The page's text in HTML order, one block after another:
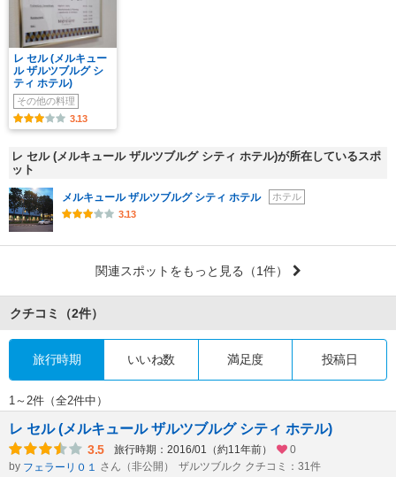
レ セル (メルキュー
ル ザルツブルグ シ
ティ ホテル)
その他の料理
3.13
レ セル (メルキュール ザルツブルグ シティ ホテル)が所在しているスポ
ット
メルキュール ザルツブルグ シティ ホテル
ホテル
3.13
関連スポットをもっと見る （1件）
クチコミ （2件）
旅行時期 いいね数 満足度 投稿日
1～2件（全2件中）
レ セル (メルキュール ザルツブルグ シティ ホテル)
3.5 旅行時期：2016/01（約11年前）
0
by フェラーリ０１ さん（非公開） ザルツブルク クチコミ：31件